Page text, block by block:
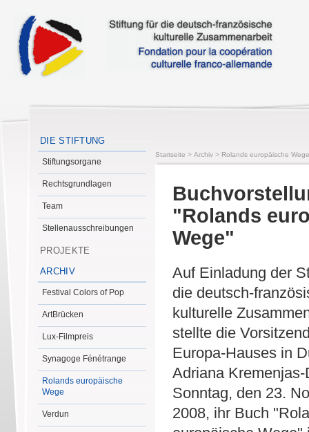
DIE STIFTUNG
Stiftungsorgane
Rechtsgrundlagen
Team
Stellenausschreibungen
PROJEKTE
ARCHIV
Festival Colors of Pop
ArtBrücken
Lux-Filmpreis
Synagoge Fénétrange
Rolands europäische
Wege
Verdun
Startseite > Archiv > Rolands europäische Wege
"Rolands
Wege"
Auf Einladung der
die deutsch-
kulturelle
stellte die
Europa-Hauses in
Adriana
Sonntag, den 23.
2008, ihr Buch